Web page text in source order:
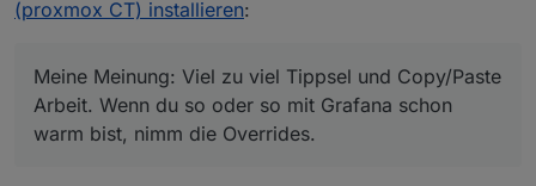
setzen? Bei OR wird das nicht funktionieren... Flux weiss ja
musst die Abfrage in 3 Abfragen aufteilen, wenn du hier
schon den Alias setzen möchtest.
|> filter(fn: (r) => r["_measurement"] == "
|> set (key: "_measurement", value: "Januar")
Meine Meinung: Viel zu viel Tippsel und Copy/Paste Arbeit.
Wenn du so oder so mit Grafana schon warm bist, nimm die
Overrides.
(proxmox CT) installieren:
Meine Meinung: Viel zu viel Tippsel und Copy/Paste
Arbeit. Wenn du so oder so mit Grafana schon
warm bist, nimm die Overrides.